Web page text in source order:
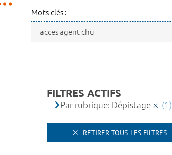
Mots-clés :
FILTRES ACTIFS
Par rubrique: Dépistage (1)
RETIRER TOUS LES FILTRES